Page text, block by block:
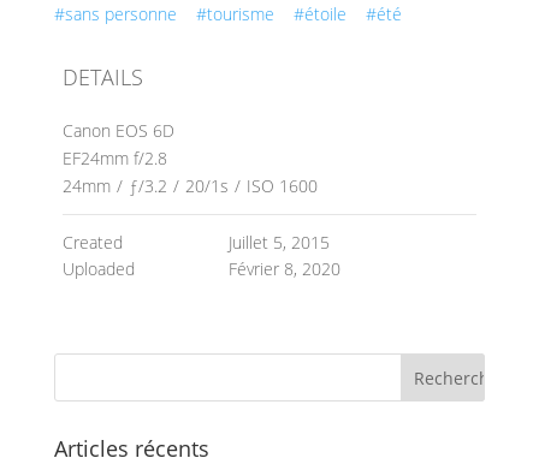
#sans personne
#tourisme #étoile #été
DETAILS
Canon EOS 6D
EF24mm f/2.8
24mm / ƒ/3.2 / 20/1s / ISO 1600
Created
Juillet 5, 2015
Uploaded
Février 8, 2020
Articles récents